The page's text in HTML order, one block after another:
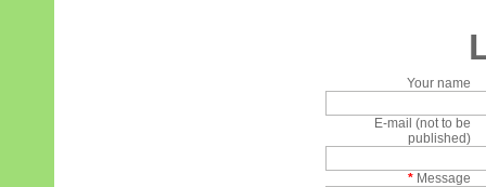
Your name
E-mail (not to be
published)
* Message